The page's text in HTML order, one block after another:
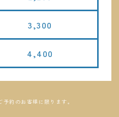
3,300
4,400
約のお客様に限ります。